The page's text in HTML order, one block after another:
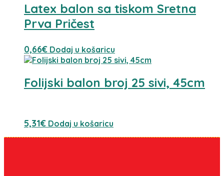
Latex balon sa tiskom Sretna
Prva Pričest
0,66€ Dodaj u košaricu
Folijski balon broj 25 sivi, 45cm
5,31€ Dodaj u košaricu